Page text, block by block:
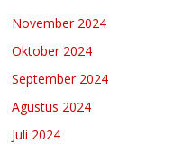
November 2024
Oktober 2024
September 2024
Agustus 2024
Juli 2024